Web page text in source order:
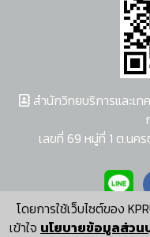
โดยการใช้เว็บไซต์ของ
เข้าใจ นโยบายข้อมูลส่วน
สำนักวิทยบริการและเท
เลขที่ 69 หมู่ที่ 1 ต.นค
ผู้พัฒนา